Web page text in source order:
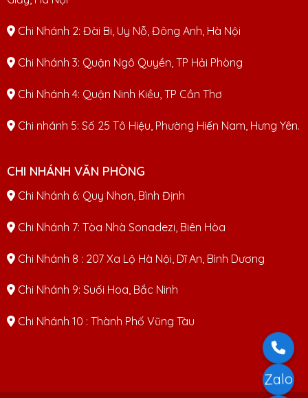
Chi Nhánh 2: Đài Bi, Uy Nỗ, Đông Anh, Hà Nội
Chi Nhánh 3: Quận Ngô Quyền, TP Hải Phòng
Chi Nhánh 4: Quận Ninh Kiều, TP Cần Thơ
Chi nhánh 5: Số 25 Tô Hiệu, Phường Hiến Nam, Hưng Yên.
CHI NHÁNH VĂN PHÒNG
Chi Nhánh 6: Quy Nhơn, Bình Định
Chi Nhánh 7: Tòa Nhà Sonadezi, Biên Hòa
Chi Nhánh 8 : 207 Xa Lộ Hà Nội, Dĩ An, Bình Dương
Chi Nhánh 9: Suối Hoa, Bắc Ninh
Chi Nhánh 10 : Thành Phố Vũng Tàu
Zalo